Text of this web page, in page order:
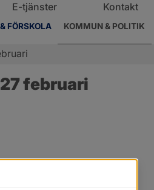
FÖRSKOLA KOMMUN & POLITIK
E-tjänster Kontakt
februari